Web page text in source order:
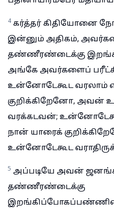
4 கர்த்தர் கிதியோனை
இன்னும் அதிகம்,
தண்ணீரண்டைக்கு
அங்கே அவர்களைப்
உன்னோடேகூட வரலாம்
குறிக்கிறேனோ, அவன்
வரக்கடவன்;
நான் யாரைக்
உன்னோடேகூட
5 அப்படியே அவன்
தண்ணீரண்டைக்கு